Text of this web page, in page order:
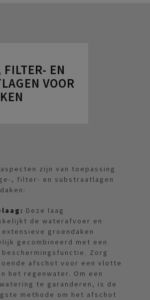
EN
VOOR
zijn van toepassing
, filter- en substraatlagen
: Deze laag
de waterafvoer en
groendaken
gecombineerd met een
Zorg
afschot voor een vlotte
het regenwater. Om een
te garanderen, is de
methode om het afschot